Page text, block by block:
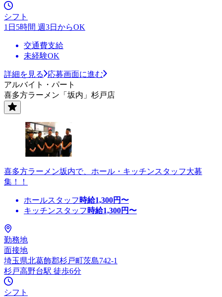
シフト
1日5時間 週3日からOK
交通費支給
未経験OK
詳細を見る
応募画面に進む
アルバイト・パート
喜多方ラーメン「坂内」杉戸店
喜多方ラーメン坂内で、ホール・キッチンスタッフ大募
集！！
ホールスタッフ 時給1,300円〜
キッチンスタッフ 時給1,300円〜
勤務地
面接地
埼玉県北葛飾郡杉戸町茨島742-1
杉戸高野台駅 徒歩6分
シフト